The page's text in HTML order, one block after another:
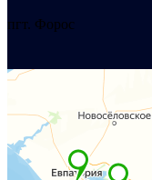
пгт. Форос